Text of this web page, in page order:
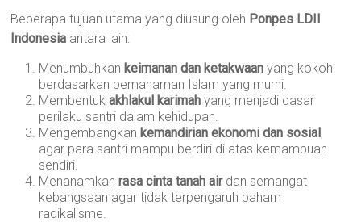
Beberapa tujuan utama yang diusung oleh Ponpes LDII
Indonesia antara lain:
Menumbuhkan keimanan dan ketakwaan yang kokoh
berdasarkan pemahaman Islam yang murni.
Membentukakhlakul karimah yang menjadi dasar
perilaku santri dalam kehidupan.
Mengembangkan kemandirian ekonomi dan sosial,
agar para santri mampu berdiri di atas kemampuan
sendiri.
Menanamkanrasa cinta tanah airdan semangat
kebangsaan agar tidak terpengaruh paham
radikalisme.